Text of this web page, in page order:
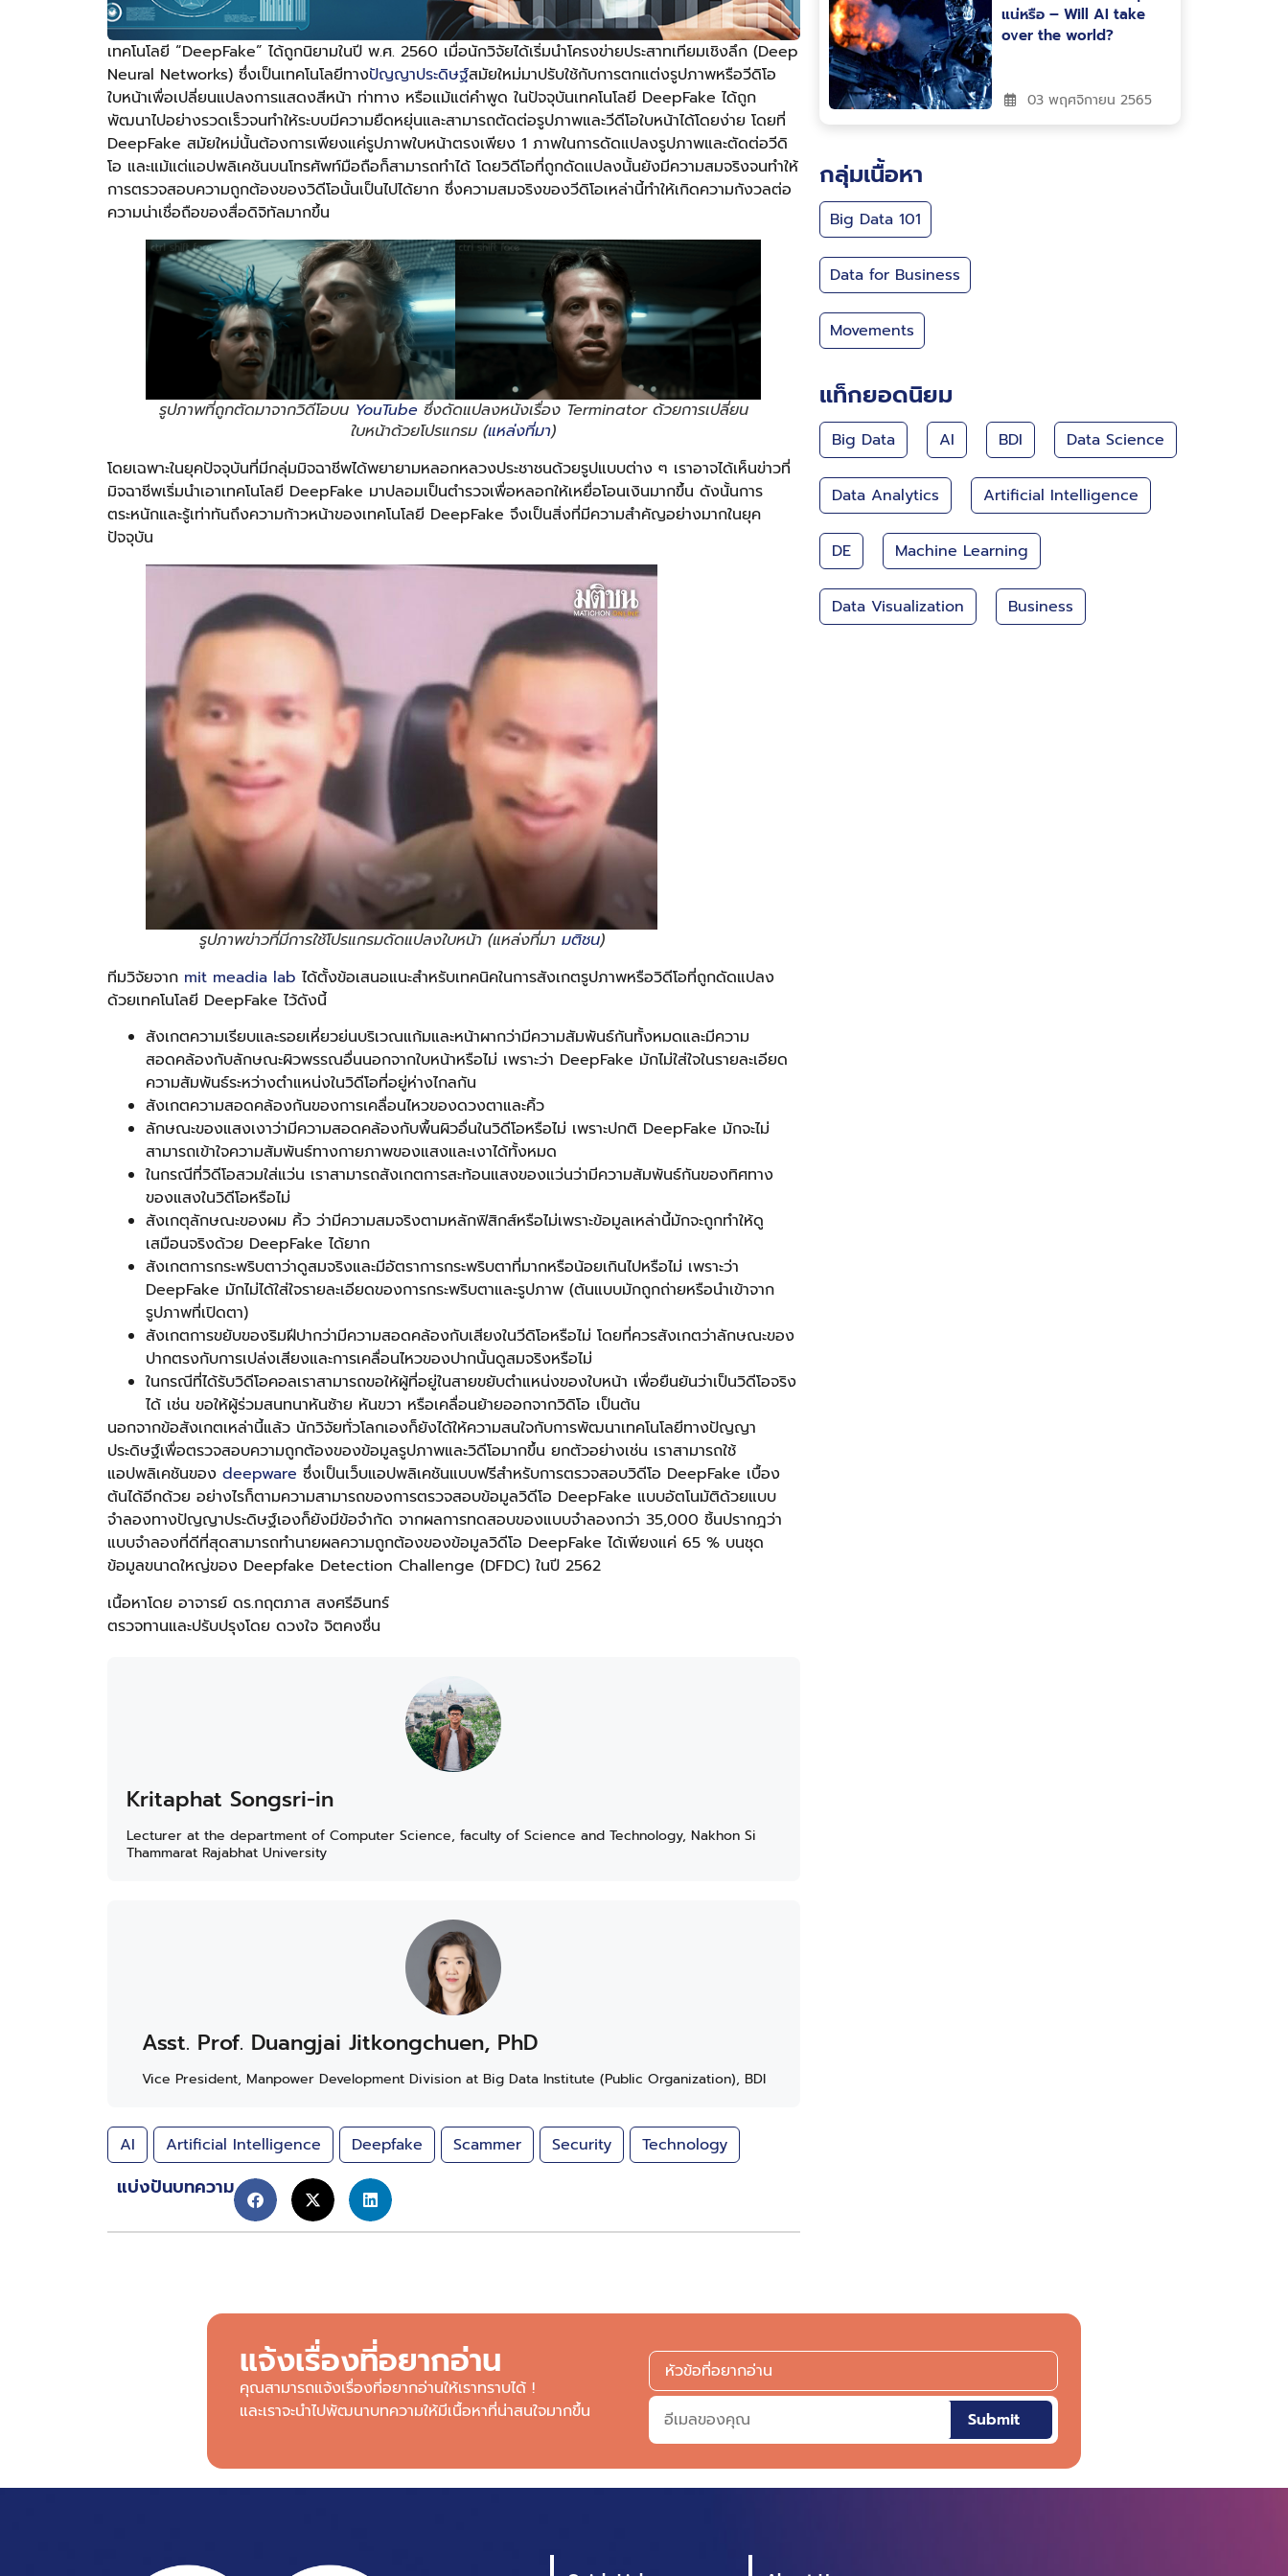
เทคโนโลยี “DeepFake” ได้ถูกนิยามในปี พ.ศ. 2560 เมื่อนักวิจัยได้เริ่มนำโครงข่ายประสาทเทียมเชิงลึก (Deep
Neural Networks) ซึ่งเป็นเทคโนโลยีทางปัญญาประดิษฐ์สมัยใหม่มาปรับใช้กับการตกแต่งรูปภาพหรือวีดิโอ
ใบหน้าเพื่อเปลี่ยนแปลงการแสดงสีหน้า ท่าทาง หรือแม้แต่คำพูด ในปัจจุบันเทคโนโลยี DeepFake ได้ถูก
พัฒนาไปอย่างรวดเร็วจนทำให้ระบบมีความยืดหยุ่นและสามารถตัดต่อรูปภาพและวีดีโอใบหน้าได้โดยง่าย โดยที่
DeepFake สมัยใหม่นั้นต้องการเพียงแค่รูปภาพใบหน้าตรงเพียง 1 ภาพในการดัดแปลงรูปภาพและตัดต่อวีดิ
โอ และแม้แต่แอปพลิเคชันบนโทรศัพท์มือถือก็สามารถทำได้ โดยวิดีโอที่ถูกดัดแปลงนั้นยังมีความสมจริงจนทำให้
การตรวจสอบความถูกต้องของวิดีโอนั้นเป็นไปได้ยาก ซึ่งความสมจริงของวีดิโอเหล่านี้ทำให้เกิดความกังวลต่อ
ความน่าเชื่อถือของสื่อดิจิทัลมากขึ้น
รูปภาพที่ถูกตัดมาจากวิดีโอบน YouTubeซึ่งดัดแปลงหนังเรื่อง Terminator ด้วยการเปลี่ยน
ใบหน้าด้วยโปรแกรม (แหล่งที่มา)
โดยเฉพาะในยุคปัจจุบันที่มีกลุ่มมิจฉาชีพได้พยายามหลอกหลวงประชาชนด้วยรูปแบบต่าง ๆ เราอาจได้เห็นข่าวที่
มิจฉาชีพเริ่มนำเอาเทคโนโลยี DeepFake มาปลอมเป็นตำรวจเพื่อหลอกให้เหยื่อโอนเงินมากขึ้น ดังนั้นการ
ตระหนักและรู้เท่าทันถึงความก้าวหน้าของเทคโนโลยี DeepFake จึงเป็นสิ่งที่มีความสำคัญอย่างมากในยุค
ปัจจุบัน
รูปภาพข่าวที่มีการใช้โปรแกรมดัดแปลงใบหน้า (แหล่งที่มา มติชน)
ทีมวิจัยจาก mit meadia lab ได้ตั้งข้อเสนอแนะสำหรับเทคนิคในการสังเกตรูปภาพหรือวิดีโอที่ถูกดัดแปลง
ด้วยเทคโนโลยี DeepFake ไว้ดังนี้
สังเกตความเรียบและรอยเหี่ยวย่นบริเวณแก้มและหน้าผากว่ามีความสัมพันธ์กันทั้งหมดและมีความ
สอดคล้องกับลักษณะผิวพรรณอื่นนอกจากใบหน้าหรือไม่ เพราะว่า DeepFake มักไม่ใส่ใจในรายละเอียด
ความสัมพันธ์ระหว่างตำแหน่งในวิดีโอที่อยู่ห่างไกลกัน
สังเกตความสอดคล้องกันของการเคลื่อนไหวของดวงตาและคิ้ว
ลักษณะของแสงเงาว่ามีความสอดคล้องกับพื้นผิวอื่นในวิดีโอหรือไม่ เพราะปกติ DeepFake มักจะไม่
สามารถเข้าใจความสัมพันธ์ทางกายภาพของแสงและเงาได้ทั้งหมด
ในกรณีที่วิดีโอสวมใส่แว่น เราสามารถสังเกตการสะท้อนแสงของแว่นว่ามีความสัมพันธ์กันของทิศทาง
ของแสงในวิดีโอหรือไม่
สังเกตุลักษณะของผม คิ้ว ว่ามีความสมจริงตามหลักฟิสิกส์หรือไม่เพราะข้อมูลเหล่านี้มักจะถูกทำให้ดู
เสมือนจริงด้วย DeepFake ได้ยาก
สังเกตการกระพริบตาว่าดูสมจริงและมีอัตราการกระพริบตาที่มากหรือน้อยเกินไปหรือไม่ เพราะว่า
DeepFake มักไม่ได้ใส่ใจรายละเอียดของการกระพริบตาและรูปภาพ (ต้นแบบมักถูกถ่ายหรือนำเข้าจาก
รูปภาพที่เปิดตา)
สังเกตการขยับของริมฝีปากว่ามีความสอดคล้องกับเสียงในวีดิโอหรือไม่ โดยที่ควรสังเกตว่าลักษณะของ
ปากตรงกับการเปล่งเสียงและการเคลื่อนไหวของปากนั้นดูสมจริงหรือไม่
ในกรณีที่ได้รับวิดีโอคอลเราสามารถขอให้ผู้ที่อยู่ในสายขยับตำแหน่งของใบหน้า เพื่อยืนยันว่าเป็นวิดีโอจริง
ได้ เช่น ขอให้ผู้ร่วมสนทนาหันซ้าย หันขวา หรือเคลื่อนย้ายออกจากวิดิโอ เป็นต้น
นอกจากข้อสังเกตเหล่านี้แล้ว นักวิจัยทั่วโลกเองก็ยังได้ให้ความสนใจกับการพัฒนาเทคโนโลยีทางปัญญา
ประดิษฐ์เพื่อตรวจสอบความถูกต้องของข้อมูลรูปภาพและวิดีโอมากขึ้น ยกตัวอย่างเช่น เราสามารถใช้
แอปพลิเคชันของ deepware ซึ่งเป็นเว็บแอปพลิเคชันแบบฟรีสำหรับการตรวจสอบวิดีโอ DeepFake เบื้อง
ต้นได้อีกด้วย อย่างไรก็ตามความสามารถของการตรวจสอบข้อมูลวิดีโอ DeepFake แบบอัตโนมัติด้วยแบบ
จำลองทางปัญญาประดิษฐ์เองก็ยังมีข้อจำกัด จากผลการทดสอบของแบบจำลองกว่า 35,000 ชิ้นปรากฎว่า
แบบจำลองที่ดีที่สุดสามารถทำนายผลความถูกต้องของข้อมูลวิดีโอ DeepFake ได้เพียงแค่ 65 % บนชุด
ข้อมูลขนาดใหญ่ของ Deepfake Detection Challenge (DFDC) ในปี 2562
เนื้อหาโดย อาจารย์ ดร.กฤตภาส สงศรีอินทร์
ตรวจทานและปรับปรุงโดย ดวงใจ จิตคงชื่น
Kritaphat Songsri-in
Lecturer at the department of Computer Science, faculty of Science and Technology, Nakhon Si
Thammarat Rajabhat University
Asst. Prof. Duangjai Jitkongchuen, PhD
Vice President, Manpower Development Division at Big Data Institute (Public Organization), BDI
AI Artificial Intelligence Deepfake Scammer Security Technology
แบ่งปันบทความ
แน่หรือ – Will AI take
over the world?
03 พฤศจิกายน 2565
กลุ่มเนื้อหา
Big Data 101
Data for Business
Movements
แท็กยอดนิยม
Big Data AI BDI Data Science
Data Analytics Artificial Intelligence
DE Machine Learning
Data Visualization Business
แจ้งเรื่องที่อยากอ่าน
คุณสามารถแจ้งเรื่องที่อยากอ่านให้เราทราบได้ !
และเราจะนำไปพัฒนาบทความให้มีเนื้อหาที่น่าสนใจมากขึ้น
Submit